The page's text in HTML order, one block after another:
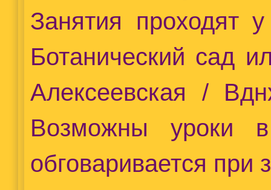
Занятия
Ботанический сад
Алексеевская /
Возможны уроки
обговаривается при